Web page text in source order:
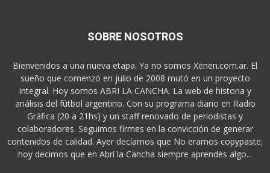
SOBRE NOSOTROS
Bienvenidos a una nueva etapa. Ya no somos Xenen.com.ar. El
sueño que comenzó en julio de 2008 mutó en un proyecto
integral. Hoy somos ABRI LA CANCHA. La web de historia y
análisis del fútbol argentino. Con su programa diario en Radio
Gráfica (20 a 21hs) y un staff renovado de periodistas y
colaboradores. Seguimos firmes en la convicción de generar
contenidos de calidad. Ayer decíamos que No eramos copypaste;
hoy decimos que en Abrí la Cancha siempre aprendés algo...